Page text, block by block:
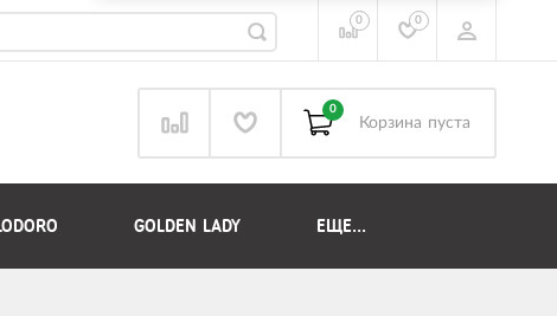
0 0
0
Корзина пуста
GOLDEN LADY ЕЩЕ...